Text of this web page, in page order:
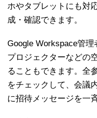
ホやタブレットにも対
成・確認できます。
Google Workspace管
プロジェクターなどの
ることもできます。全
をチェックして、会議
に招待メッセージを一